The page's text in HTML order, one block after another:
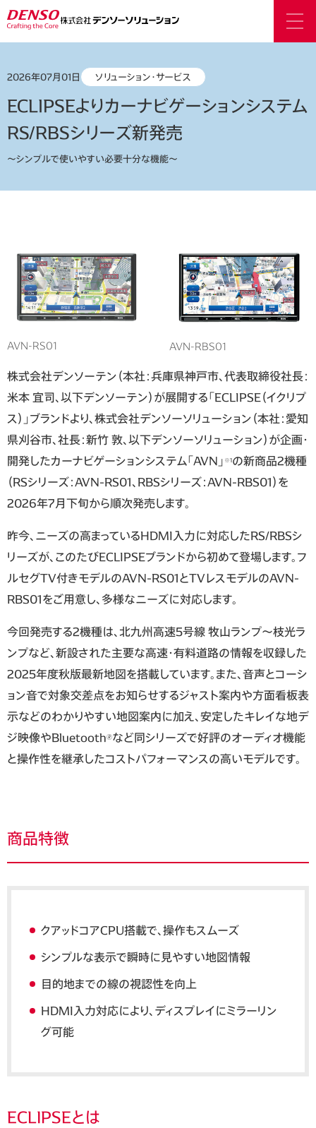
2026年07月01日 ソリューション・サービス
ECLIPSEよりカーナビゲーションシステム
RS/RBSシリーズ新発売
～シンプルで使いやすい必要十分な機能～
AVN-RS01 AVN-RBS01
株式会社デンソーテン（本社：兵庫県神戸市、代表取締役社長：
米本 宜司、以下デンソーテン）が展開する「ECLIPSE（イクリプ
ス）」ブランドより、株式会社デンソーソリューション（本社：愛知
県刈谷市、社長：新竹 敦、以下デンソーソリューション）が企画・
開発したカーナビゲーションシステム「AVN」 ※1の新商品2機種
（RSシリーズ：AVN-RS01、RBSシリーズ：AVN-RBS01）を
2026年7月下旬から順次発売します。
昨今、ニーズの高まっているHDMI入力に対応したRS/RBSシ
リーズが、このたびECLIPSEブランドから初めて登場します。フ
ルセグTV付きモデルのAVN-RS01とTVレスモデルのAVN-
RBS01をご用意し、多様なニーズに対応します。
今回発売する2機種は、北九州高速5号線 牧山ランプ～枝光ラ
ンプなど、新設された主要な高速・有料道路の情報を収録した
2025年度秋版最新地図を搭載しています。また、音声とコーシ
ョン音で対象交差点をお知らせするジャスト案内や方面看板表
示などのわかりやすい地図案内に加え、安定したキレイな地デ
ジ映像やBluetooth🄬など同シリーズで好評のオーディオ機能
と操作性を継承したコストパフォーマンスの高いモデルです。
商品特徴
クアッドコアCPU搭載で、操作もスムーズ
シンプルな表示で瞬時に見やすい地図情報
目的地までの線の視認性を向上
HDMI入力対応により、ディスプレイにミラーリン
グ可能
ECLIPSEとは